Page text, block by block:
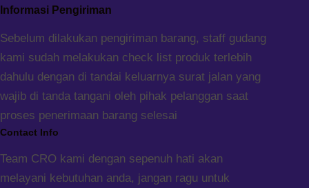
Informasi Pengiriman
Sebelum dilakukan pengiriman barang, staff gudang
kami sudah melakukan check list produk terlebih
dahulu dengan di tandai keluarnya surat jalan yang
wajib di tanda tangani oleh pihak pelanggan saat
proses penerimaan barang selesai
Contact Info
Team CRO kami dengan sepenuh hati akan
melayani kebutuhan anda, jangan ragu untuk